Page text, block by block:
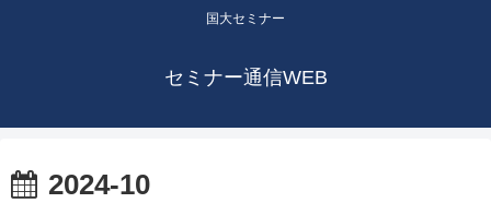
国大セミナー
セミナー通信WEB
2024-10